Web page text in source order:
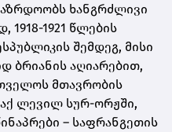
ხანგრძლივი
1921 წლების
შემდეგ, მისი
ბრიანის აღიარებით,
მთავრობის
ლევილ სურ-ორჟში,
– საფრანგეთის